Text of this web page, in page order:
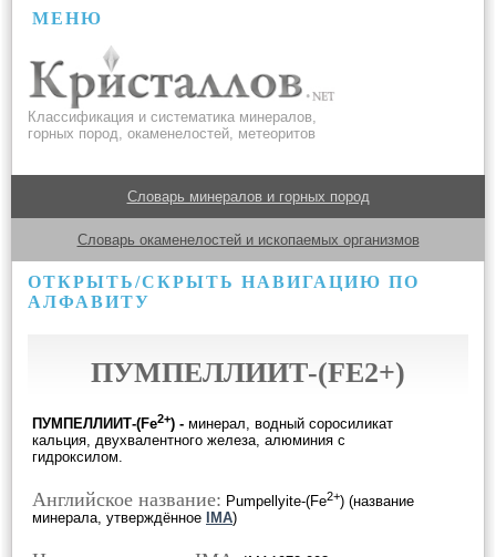
МЕНЮ
Классификация и систематика минералов,
горных пород, окаменелостей, метеоритов
Словарь минералов и горных пород
Словарь окаменелостей и ископаемых организмов
ОТКРЫТЬ/СКРЫТЬ НАВИГАЦИЮ ПО
АЛФАВИТУ
ПУМПЕЛЛИИТ-(FE2+)
ПУМПЕЛЛИИТ-(Fe2+) - минерал, водный соросиликат
кальция, двухвалентного железа, алюминия с
гидроксилом.
Английское название: Pumpellyite-(Fe2+) (название
минерала, утверждённое
IMA)